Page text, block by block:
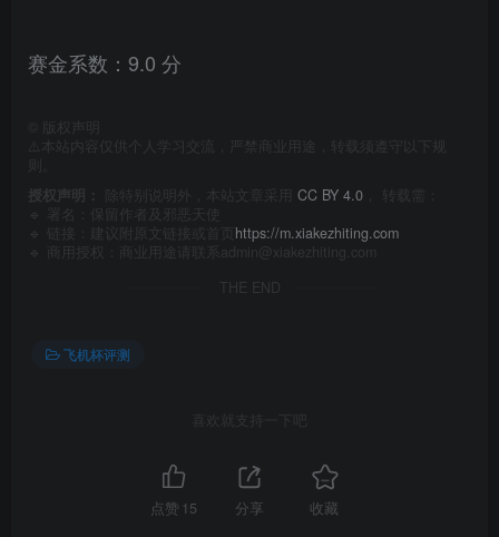
赛金系数：9.0 分
版权声明
⚠️本站内容仅供个人学习交流，严禁商业用途，转载须遵守以下规
授权声明：
除特别说明外，本站文章采用 CC BY 4.0 ， 转载需：
🔹 署名：保留作者及 邪恶天使
🔹 链接：建议附原文链接或首页 https://m.xiakezhiting.com
🔹 商用授权：商业用途请联系admin@xiakezhiting.com
THE END
飞机杯评测
喜欢就支持一下吧
点赞 15 分享 收藏